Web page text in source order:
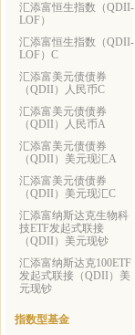
汇添富恒生指数（QDII-
LOF）
汇添富恒生指数（QDII-
LOF）C
汇添富美元债债券
（QDII）人民币C
汇添富美元债债券
（QDII）人民币A
汇添富美元债债券
（QDII）美元现汇A
汇添富美元债债券
（QDII）美元现汇C
汇添富纳斯达克生物科
技ETF发起式联接
（QDII）美元现钞
汇添富纳斯达克100ETF
发起式联接（QDII）美
元现钞
指数型基金